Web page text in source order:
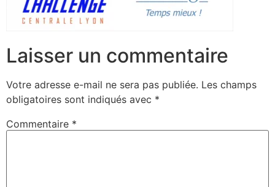
Laisser un commentaire
Votre adresse e-mail ne sera pas publiée. Les champs
obligatoires sont indiqués avec *
Commentaire *